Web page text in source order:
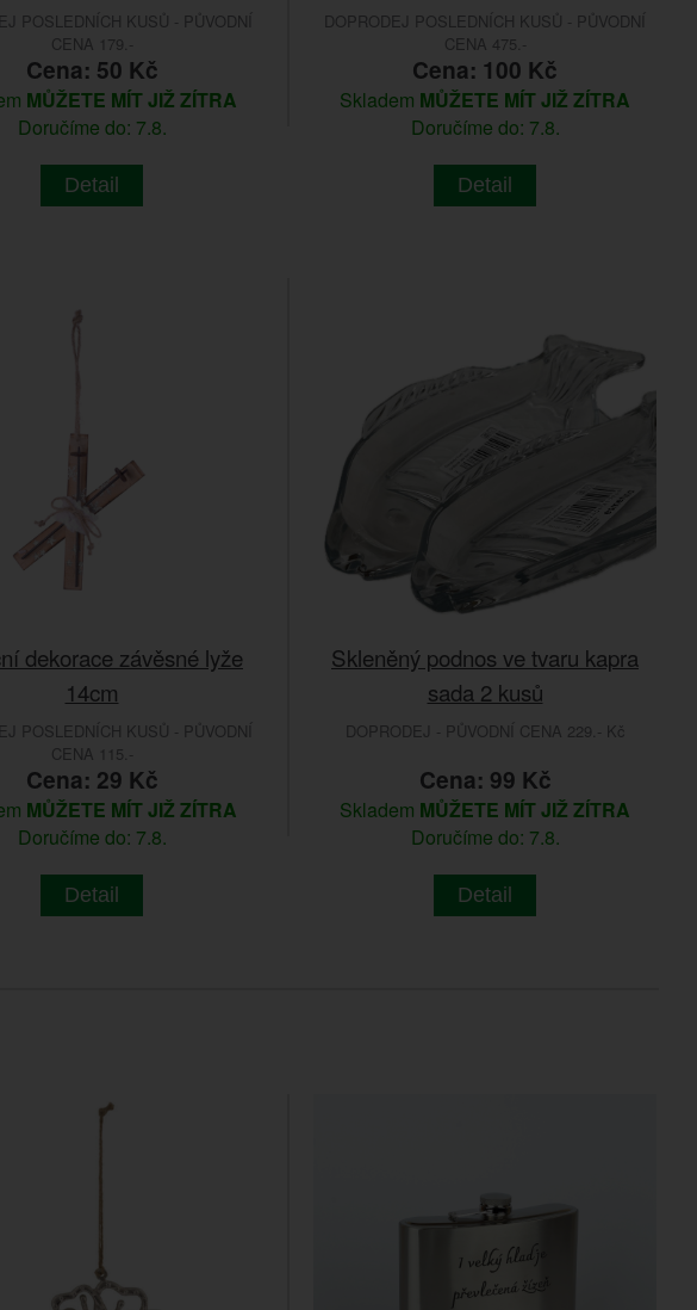
POSLEDNÍCH KUSŮ - PŮVODNÍ
CENA 179.-
Cena: 50 Kč
MŮŽETE MÍT JIŽ ZÍTRA
Doručíme do: 7.8.
Detail
DOPRODEJ POSLEDNÍCH KUSŮ - PŮVODNÍ
CENA 475.-
Cena: 100 Kč
Skladem MŮŽETE MÍT JIŽ ZÍTRA
Doručíme do: 7.8.
Detail
dekorace závěsné lyže
14cm
POSLEDNÍCH KUSŮ - PŮVODNÍ
CENA 115.-
Cena: 29 Kč
MŮŽETE MÍT JIŽ ZÍTRA
Doručíme do: 7.8.
Detail
Skleněný podnos ve tvaru kapra
sada 2 kusů
DOPRODEJ - PŮVODNÍ CENA 229.- Kč
Cena: 99 Kč
Skladem MŮŽETE MÍT JIŽ ZÍTRA
Doručíme do: 7.8.
Detail